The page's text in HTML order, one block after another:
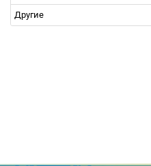
Другие